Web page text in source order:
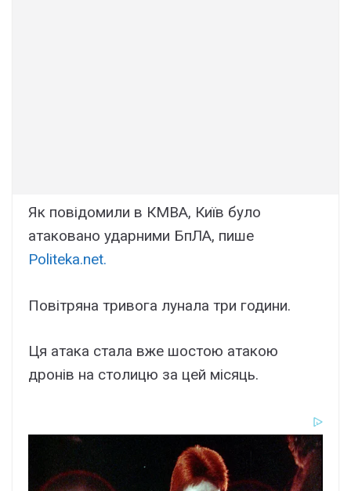
Як повідомили в КМВА, Київ було
атаковано ударними БпЛА, пише
Politeka.net.
Повітряна тривога лунала три години.
Ця атака стала вже шостою атакою
дронів на столицю за цей місяць.